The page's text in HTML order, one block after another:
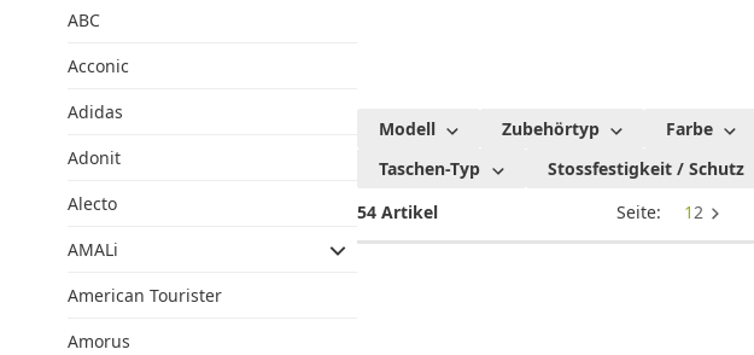
ABC
Acconic
Adidas
Adonit
Alecto
AMALi
American Tourister
Amorus
Mobile
Origin
Modell Zubehörtyp Farbe
Taschen-Typ
Stossfestigkeit / Schutz
54 Artikel
Seite: 1 2